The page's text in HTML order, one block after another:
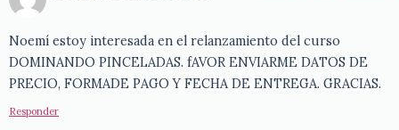
Noemí estoy interesada en el relanzamiento del curso
DOMINANDO PINCELADAS. fAVOR ENVIARME DATOS DE
PRECIO, FORMADE PAGO Y FECHA DE ENTREGA. GRACIAS.
Responder